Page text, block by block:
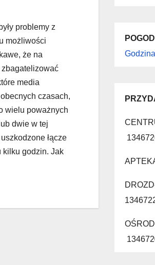
problemy z
możliwości
że na
zbagatelizować
media
czasach,
wielu poważnych
dwie w tej
łącze
kilku godzin. Jak